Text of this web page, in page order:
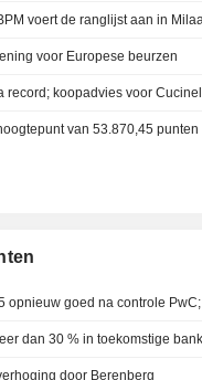
voert de ranglijst aan in
voor Europese beurzen
record; koopadvies voor
van 53.870,45 punten
door Berenberg